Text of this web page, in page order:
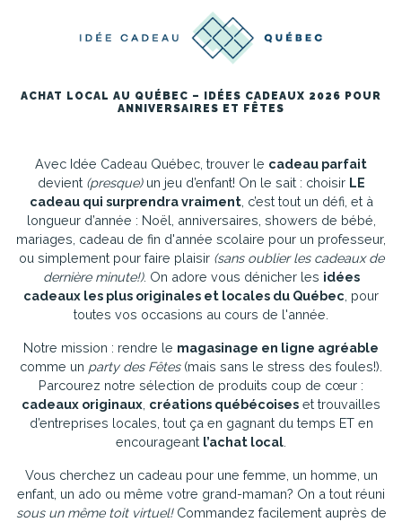
ACHAT LOCAL AU QUÉBEC – IDÉES CADEAUX 2026 POUR
ANNIVERSAIRES ET FÊTES
Avec Idée Cadeau Québec, trouver le cadeau parfait
devient (presque)un jeu d’enfant! On le sait : choisir LE
cadeau qui surprendra vraiment, c’est tout un défi, et à
longueur d’année : Noël, anniversaires, showers de bébé,
mariages, cadeau de fin d'année scolaire pour un professeur,
ou simplement pour faire plaisir (sans oublier les cadeaux de
dernière minute!). On adore vous dénicher les idées
cadeaux les plus originales et locales du Québec , pour
toutes vos occasions au cours de l'année.
Notre mission : rendre le magasinage en ligne agréable
comme un party des Fêtes(mais sans le stress des foules!).
Parcourez notre sélection de produits coup de cœur :
cadeaux originaux créations québécoises et trouvailles
d’entreprises locales, tout ça en gagnant du temps ET en
encourageant l’achat local
Vous cherchez un cadeau pour une femme, un homme, un
enfant, un ado ou même votre grand-maman? On a tout réuni
sous un même toit virtuel!Commandez facilement auprès de